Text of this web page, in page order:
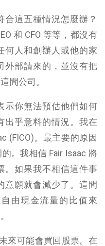
合這五種情況怎麼辦？
和 CFO 等等，都沒有
何人和創辦人或他的家
外部請來的，並沒有把
間公司。
示你無法預估他們如何
出乎意料的情況。我在
(FICO)。最主要的原因
。我相信 Fair Isaac 將
。如果我不相信這件事
意願就會減少了。這間
由現金流量的比值來
來可能會買回股票。在